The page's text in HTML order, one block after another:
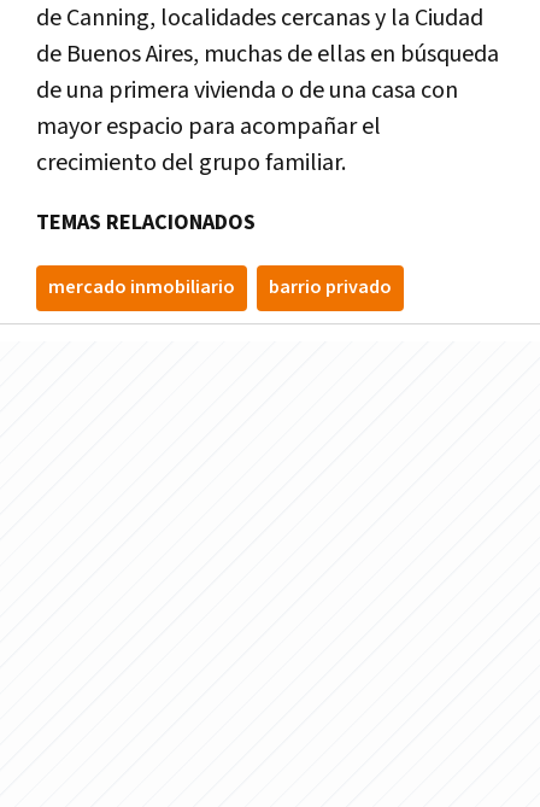
de Canning, localidades cercanas y la Ciudad
de Buenos Aires, muchas de ellas en búsqueda
de una primera vivienda o de una casa con
mayor espacio para acompañar el
crecimiento del grupo familiar.
TEMAS RELACIONADOS
mercado inmobiliario barrio privado